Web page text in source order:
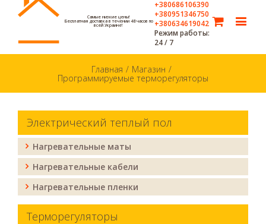
+380686106390
+380951346750
+380634619042
Режим работы:
24 / 7
Самые низкие цены!
Бесплатная доставка в течении 48 часов по
всей Украине!
Главная / Магазин /
Программируемые терморегуляторы
Электрический теплый пол
Нагревательные маты
Нагревательные кабели
Нагревательные пленки
Терморегуляторы